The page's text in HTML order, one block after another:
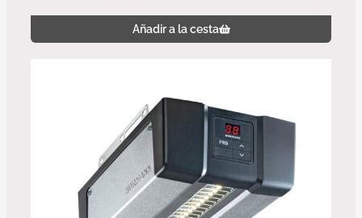
Añadir a la cesta